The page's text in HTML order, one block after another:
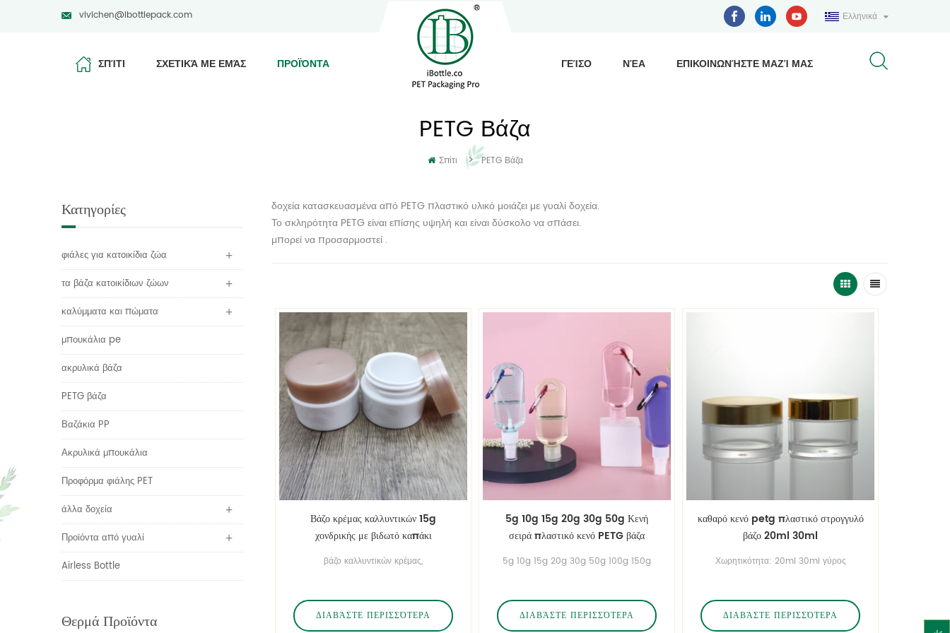
vivichen@ibottlepack.com Ελληνικά
ΣΠΊΤΙ ΣΧΕΤΙΚΆ ΜΕ ΕΜΆΣ ΠΡΟΪΌΝΤΑ ΓΕΊΣΟ ΝΈΑ ΕΠΙΚΟΙΝΩΝΉΣΤΕ ΜΑΖΊ ΜΑΣ
PETG Βάζα
Σπίτι > PETG Βάζα
δοχεία κατασκευασμένα από PETG πλαστικό υλικό μοιάζει με γυαλί δοχεία.
Το σκληρότητα PETG είναι επίσης υψηλή και είναι δύσκολο να σπάσει.
μπορεί να προσαρμοστεί .
Βάζο κρέμας καλλυντικών 15g
χονδρικής με βιδωτό καπάκι
βάζο καλλυντικών κρέμας,
ΔΙΑΒΆΣΤΕ ΠΕΡΙΣΣΌΤΕΡΑ
5g 10g 15g 20g 30g 50g Κενή
σειρά πλαστικό κενό PETG βάζα
5g 10g 15g 20g 30g 50g 100g 150g
ΔΙΑΒΆΣΤΕ ΠΕΡΙΣΣΌΤΕΡΑ
καθαρό κενό petg πλαστικό στρογγυλό
βάζο 20ml 30ml
Χωρητικότητα: 20ml 30ml γύρος
τις απαιτήσεις του πελάτη.
ΔΙΑΒΆΣΤΕ ΠΕΡΙΣΣΌΤΕΡΑ
Κατηγορίες
φιάλες για κατοικίδια ζώα
τα βάζα κατοικίδιων ζώων
καλύμματα και πώματα
μπουκάλια pe
ακρυλικά βάζα
PETG βάζα
Βαζάκια PP
Ακρυλικά μπουκάλια
Προφόρμα φιάλης PET
άλλα δοχεία
Προϊόντα από γυαλί
Airless Bottle
Θερμά Προϊόντα